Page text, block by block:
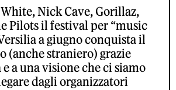
Nick Cave, Gorillaz,
Pilots il festival per “music
a giugno conquista il
(anche straniero) grazie
a una visione che ci siamo
dagli organizzatori